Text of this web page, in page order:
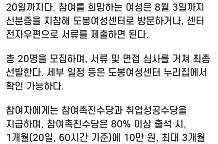
20일까지다. 참여를 희망하는 여성은 8월 3일까지
신분증을 지참해 도봉여성센터로 방문하거나, 센터
전자우편으로 서류를 제출하면 된다.
총 20명을 모집하며, 서류 및 면접 심사를 거쳐 최종
선발한다. 세부 일정 등은 도봉여성센터 누리집에서
확인 가능하다.
참여자에게는 참여촉진수당과 취업성공수당을
지급하며, 참여촉진수당은 80% 이상 출석 시,
1개월(20일, 60시간 기준)에 10만 원, 최대 3개월